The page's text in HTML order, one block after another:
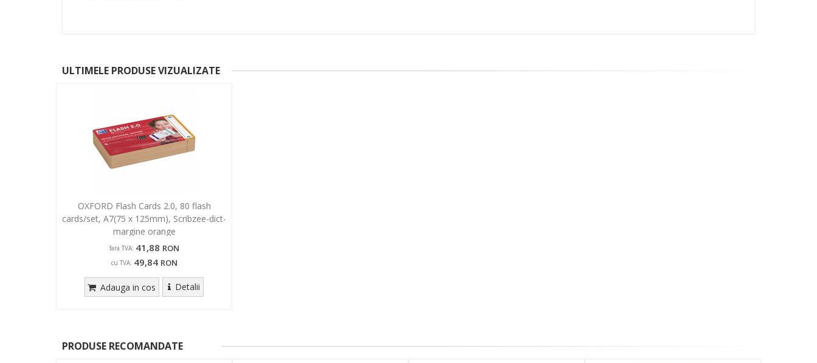
ULTIMELE PRODUSE VIZUALIZATE
OXFORD Flash Cards 2.0, 80 flash
cards/set, A7(75 x 125mm), Scribzee-dict-
margine orange
fara TVA: 41,88 RON
cu TVA: 49,84 RON
Adauga in cos Detalii
PRODUSE RECOMANDATE